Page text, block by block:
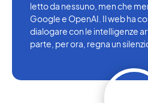
letto da nessuno, men che
Google e OpenAI. Il web ha
dialogare con le intelligenze
parte, per ora, regna un